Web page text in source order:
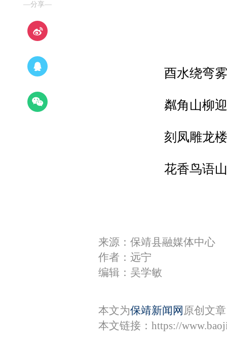
—分享—
酉水绕弯
粼角山柳
刻凤雕龙
花香鸟语
来源：保靖县融媒体中心
作者：远宁
编辑：吴学敏
本文为保靖新闻网 原创文
本文链接： https://